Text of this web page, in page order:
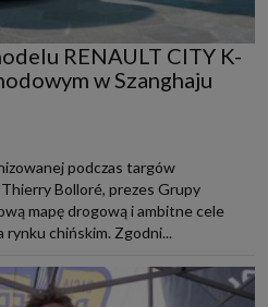
RENAULT CITY K-
w Szanghaju
podczas targów
Bolloré, prezes Grupy
mapę drogową i ambitne cele
chińskim. Zgodni...